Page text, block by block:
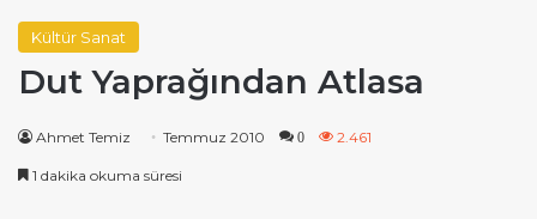
Kültür Sanat
Dut Yaprağından Atlasa
Ahmet Temiz Temmuz 2010 0 2.461
1 dakika okuma süresi